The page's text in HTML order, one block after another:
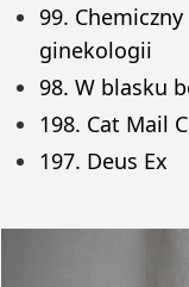
99.
ginekologii
98. W blasku
198. Cat Mail
197. Deus Ex